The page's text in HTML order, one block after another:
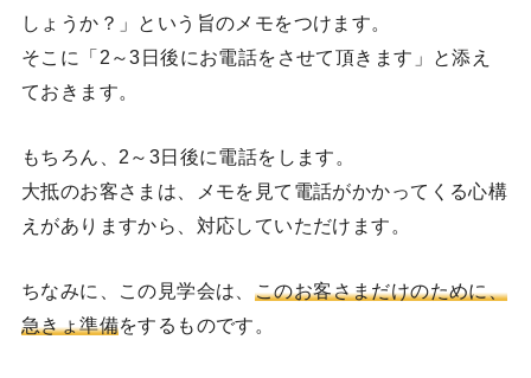
しょうか？」という旨のメモをつけます。
そこに「2～3日後にお電話をさせて頂きます」と添え
ておきます。
もちろん、2～3日後に電話をします。
大抵のお客さまは、メモを見て電話がかかってくる心構
えがありますから、対応していただけます。
ちなみに、この見学会は、 このお客さまだけのために、
急きょ準備をするものです。